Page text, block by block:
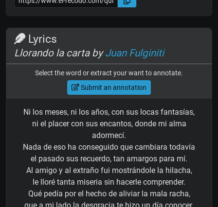
Lyrics
Llorando la carta byJuan Fulginiti
Select the word or extract your want to annotate.
Submit an annotation
Ni los meses, ni los años, con sus locas fantasías,
ni el placer con sus encantos, donde mi alma
adormecí.
Nada de eso ha conseguido que cambiara todavía
el pasado sus recuerdo, tan amargos para mí.
Al amigo y al extraño fui mostrándole la hilacha,
le lloré tanta miseria sin hacerle comprender.
Qué pedía por el hecho de aliviar la mala racha,